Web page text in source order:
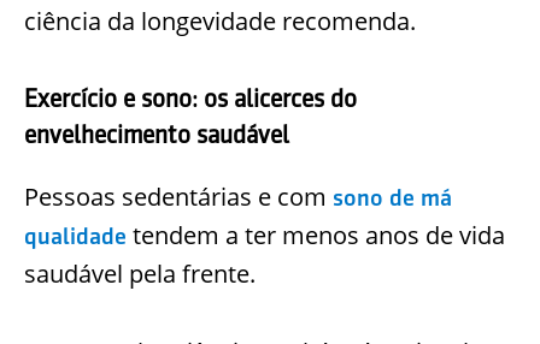
ciência da longevidade recomenda.
Exercício e sono: os alicerces do
envelhecimento saudável
Pessoas sedentárias e com sono de má
qualidade tendem a ter menos anos de vida
saudável pela frente.